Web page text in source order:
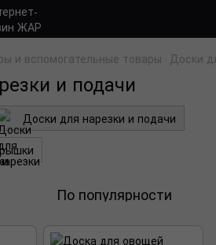
и вспомогательные товары Доски
и подачи
Доски для нарезки и подачи
По популярности